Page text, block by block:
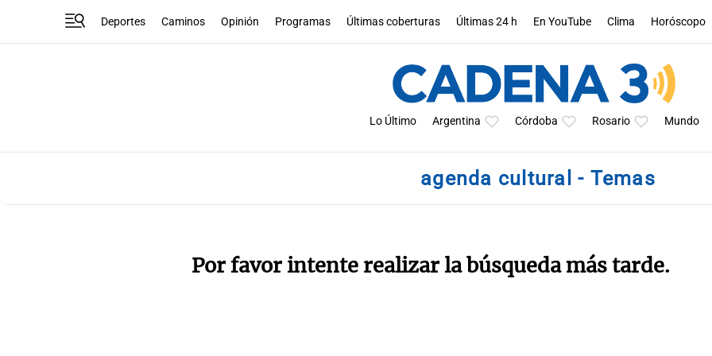
Deportes Caminos Opinión Programas Últimas coberturas Últimas 24 h En YouTube Clima Horóscopo
Lo Último Argentina Córdoba Rosario Mundo
agenda cultural - Temas
Por favor intente realizar la búsqueda más tarde.